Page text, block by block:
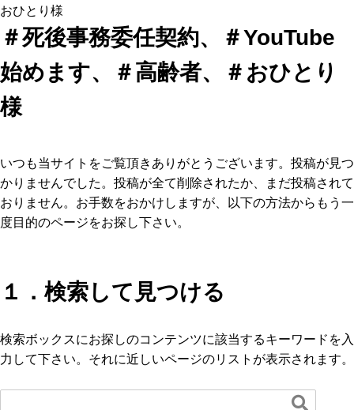
おひとり様
＃死後事務委任契約、＃YouTube
始めます、＃高齢者、＃おひとり
様
いつも当サイトをご覧頂きありがとうございます。投稿が見つ
かりませんでした。投稿が全て削除されたか、まだ投稿されて
おりません。お手数をおかけしますが、以下の方法からもう一
度目的のページをお探し下さい。
１．検索して見つける
検索ボックスにお探しのコンテンツに該当するキーワードを入
力して下さい。それに近しいページのリストが表示されます。
